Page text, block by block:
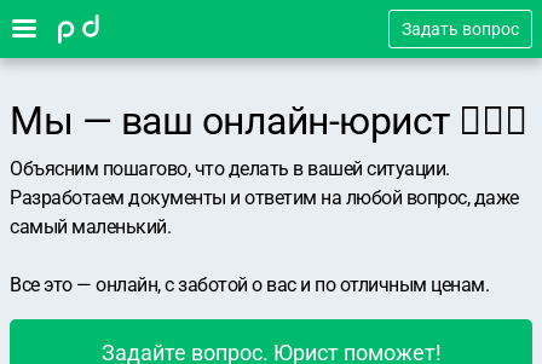
Задать вопрос
Мы — ваш онлайн-юрист 👨🏻‍⚖️
Объясним пошагово, что делать в вашей ситуации.
Разработаем документы и ответим на любой вопрос, даже
самый маленький.
Все это — онлайн, с заботой о вас и по отличным ценам.
Задайте вопрос. Юрист поможет!